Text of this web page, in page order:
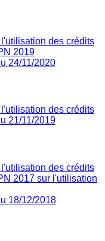
des crédits
2019
24/11/2020
des crédits
21/11/2019
des crédits
2017 sur l'utilisation
18/12/2018